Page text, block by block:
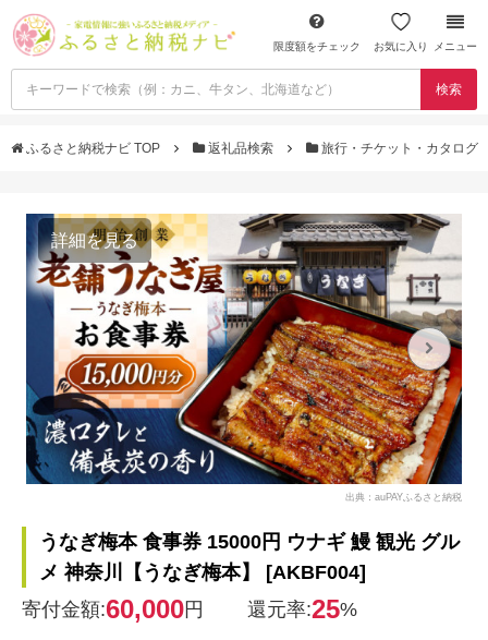
限度額をチェック お気に入り メニュー
検索
ふるさと納税ナビ TOP 返礼品検索 旅行・チケット・カタログ
詳細を見る
出典：auPAYふるさと納税
うなぎ梅本 食事券 15000円 ウナギ 鰻 観光 グル
メ 神奈川【うなぎ梅本】 [AKBF004]
寄付金額:60,000円 還元率:25%